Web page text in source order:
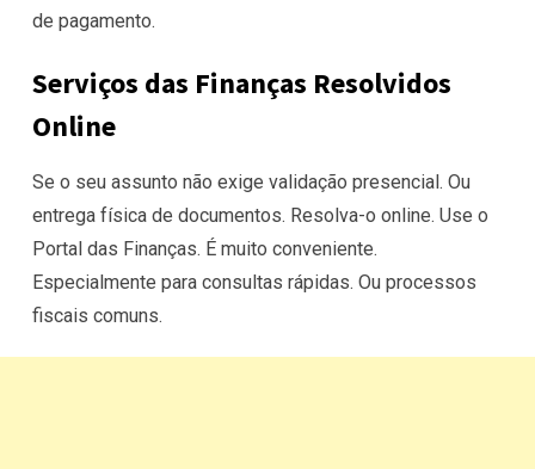
de pagamento.
Serviços das Finanças Resolvidos
Online
Se o seu assunto não exige validação presencial. Ou
entrega física de documentos. Resolva-o online. Use o
Portal das Finanças. É muito conveniente.
Especialmente para consultas rápidas. Ou processos
fiscais comuns.